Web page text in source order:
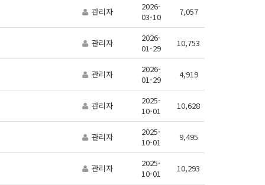
관리자
2026-
03-10
7,057
관리자
2026-
01-29
10,753
관리자
2026-
01-29
4,919
관리자
2025-
10-01
10,628
관리자
2025-
10-01
9,495
관리자
2025-
10-01
10,293